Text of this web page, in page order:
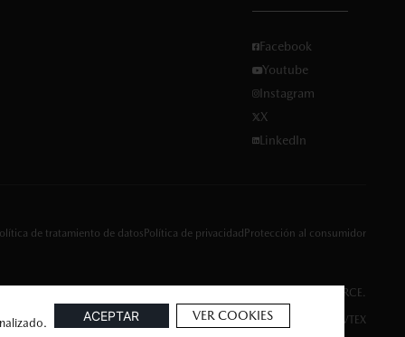
Facebook
Youtube
Instagram
X
LinkedIn
de tratamiento de datos Política de privacidad Protección al consumidor
Implementado por JUMP DIGITAL COMMERCE.
Tecnología VTEX
VER COOKIES